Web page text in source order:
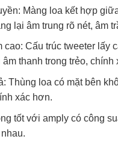
Màng loa kết hợp
lại âm trung rõ nét, âm
cao: Cấu trúc tweeter lấy
thanh trong trẻo, chính
Thùng loa có mặt bên
xác hơn.
tốt với amply có công